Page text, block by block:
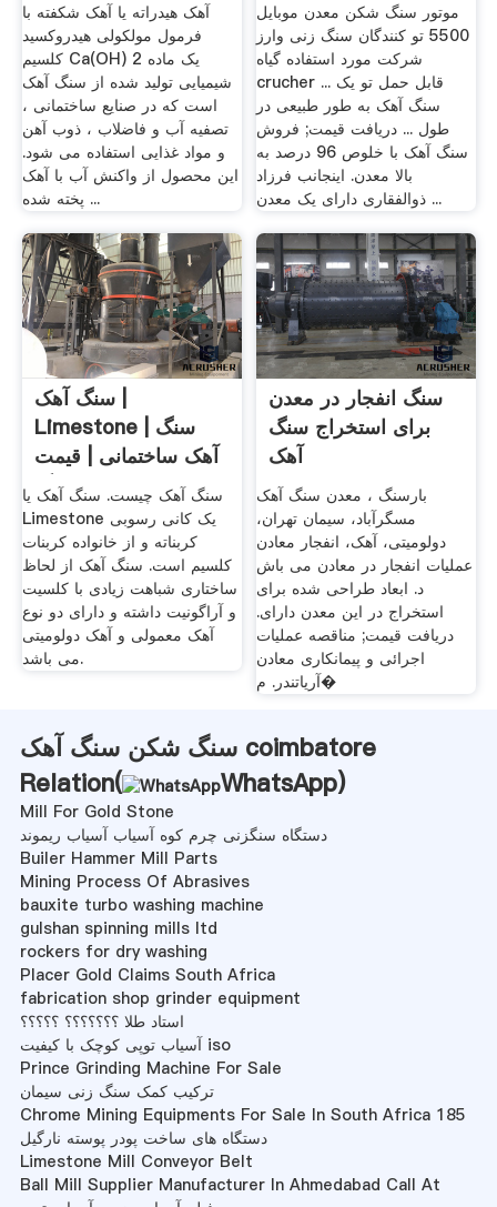
آهک هیدراته یا آهک شکفته با
فرمول مولکولی هیدروکسید
کلسیم Ca(OH) 2 یک ماده
شیمیایی تولید شده از سنگ آهک
است که در صنایع ساختمانی ،
تصفیه آب و فاضلاب ، ذوب آهن
و مواد غذایی استفاده می شود.
این محصول از واکنش آب با آهک
پخته شده ...
موتور سنگ شکن معدن موبایل
5500 تو کنندگان سنگ زنی وارز
شرکت مورد استفاده گیاه
crucher قابل حمل تو یک ...
سنگ آهک به طور طبیعی در
طول ... دریافت قیمت; فروش
سنگ آهک با خلوص 96 درصد به
بالا معدن. اینجانب فرزاد
ذوالفقاری دارای یک معدن ...
سنگ آهک |
Limestone | سنگ
آهک ساختمانی | قیمت
سنگ .
سنگ آهک چیست. سنگ آهک یا
Limestone یک کانی رسوبی
کربناته و از خانواده کربنات
کلسیم است. سنگ آهک از لحاظ
ساختاری شباهت زیادی با کلسیت
و آراگونیت داشته و دارای دو نوع
آهک معمولی و آهک دولومیتی
می باشد.
سنگ انفجار در معدن
برای استخراج سنگ
آهک
بارسنگ ، معدن سنگ آهک
مسگرآباد، سیمان تهران،
دولومیتی، آهک، انفجار معادن
عملیات انفجار در معادن می باش
د. ابعاد طراحی شده برای
استخراج در این معدن دارای.
دریافت قیمت; مناقصه عملیات
اجرائی و پیمانکاری معادن
آریاتندر. م�
سنگ شکن سنگ آهک coimbatore
Relation(
WhatsApp)
Mill For Gold Stone
دستگاه سنگزنی چرم کوه آسیاب آسیاب ریموند
Builer Hammer Mill Parts
Mining Process Of Abrasives
bauxite turbo washing machine
gulshan spinning mills ltd
rockers for dry washing
Placer Gold Claims South Africa
fabrication shop grinder equipment
استاد طلا ؟؟؟؟؟؟؟ ؟؟؟؟؟
آسیاب توپی کوچک با کیفیت iso
Prince Grinding Machine For Sale
ترکیب کمک سنگ زنی سیمان
Chrome Mining Equipments For Sale In South Africa 185
دستگاه های ساخت پودر پوسته نارگیل
Limestone Mill Conveyor Belt
Ball Mill Supplier Manufacturer In Ahmedabad Call At